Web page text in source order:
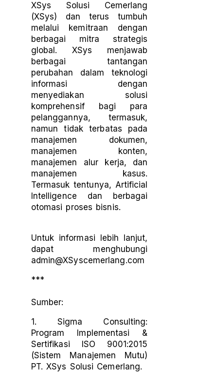
XSys Solusi Cemerlang
(XSys) dan terus tumbuh
melalui kemitraan dengan
berbagai mitra strategis
global. XSys menjawab
berbagai tantangan
perubahan dalam teknologi
informasi dengan
menyediakan solusi
komprehensif bagi para
pelanggannya, termasuk,
namun tidak terbatas pada
manajemen dokumen,
manajemen konten,
manajemen alur kerja, dan
manajemen kasus.
Termasuk tentunya, Artificial
Intelligence dan berbagai
otomasi proses bisnis.
Untuk informasi lebih lanjut,
dapat menghubungi
admin@XSyscemerlang.com
***
Sumber:
1. Sigma Consulting:
Program Implementasi &
Sertifikasi ISO 9001:2015
(Sistem Manajemen Mutu)
PT. XSys Solusi Cemerlang.